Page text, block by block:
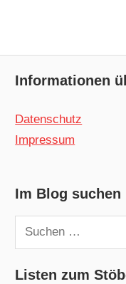
Informationen
Datenschutz
Impressum
Im Blog suchen
Suchen
nach:
Listen zum